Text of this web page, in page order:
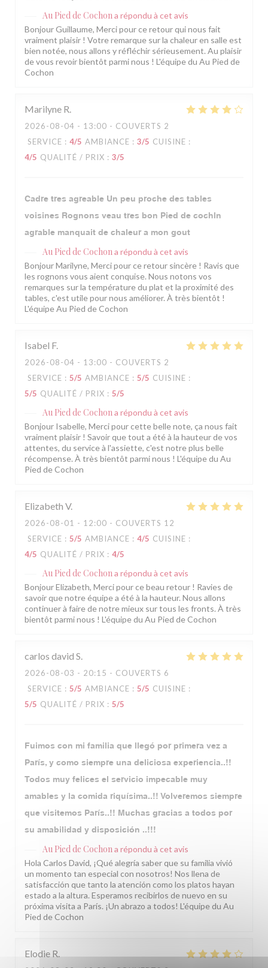
Au Pied de Cochona répondu à cet avis
Bonjour Guillaume, Merci pour ce retour qui nous fait
vraiment plaisir ! Votre remarque sur la chaleur en salle est
bien notée, nous allons y réfléchir sérieusement. Au plaisir
de vous revoir bientôt parmi nous ! L'équipe du Au Pied de
Cochon
Marilyne R
2026-08-04 - 13:00 - COUVERTS 2
SERVICE : 4/5 AMBIANCE : 3/5 CUISINE :
4/5 QUALITÉ / PRIX : 3/5
Cadre tres agreable Un peu proche des tables
voisines Rognons veau tres bon Pied de cochln
agrable manquait de chaleur a mon gout
Au Pied de Cochona répondu à cet avis
Bonjour Marilyne, Merci pour ce retour sincère ! Ravis que
les rognons vous aient conquise. Nous notons vos
remarques sur la température du plat et la proximité des
tables, c'est utile pour nous améliorer. À très bientôt !
L'équipe Au Pied de Cochon
Isabel F
2026-08-04 - 13:00 - COUVERTS 2
SERVICE : 5/5 AMBIANCE : 5/5 CUISINE :
5/5 QUALITÉ / PRIX : 5/5
Au Pied de Cochona répondu à cet avis
Bonjour Isabelle, Merci pour cette belle note, ça nous fait
vraiment plaisir ! Savoir que tout a été à la hauteur de vos
attentes, du service à l'assiette, c'est notre plus belle
récompense. À très bientôt parmi nous ! L'équipe du Au
Pied de Cochon
Elizabeth V
2026-08-01 - 12:00 - COUVERTS 12
SERVICE : 5/5 AMBIANCE : 4/5 CUISINE :
4/5 QUALITÉ / PRIX : 4/5
Au Pied de Cochona répondu à cet avis
Bonjour Elizabeth, Merci pour ce beau retour ! Ravies de
savoir que notre équipe a été à la hauteur. Nous allons
continuer à faire de notre mieux sur tous les fronts. À très
bientôt parmi nous ! L'équipe du Au Pied de Cochon
carlos david S
2026-08-03 - 20:15 - COUVERTS 6
SERVICE : 5/5 AMBIANCE : 5/5 CUISINE :
5/5 QUALITÉ / PRIX : 5/5
Fuimos con mi familia que llegó por primera vez a
París, y como siempre una deliciosa experiencia..!!
Todos muy felices el servicio impecable muy
amables y la comida riquísima..!! Volveremos siempre
que visitemos París..!! Muchas gracias a todos por
su amabilidad y disposición ..!!!
Au Pied de Cochona répondu à cet avis
Hola Carlos David, ¡Qué alegría saber que su familia vivió
un momento tan especial con nosotros! Nos llena de
satisfacción que tanto la atención como los platos hayan
estado a la altura. Esperamos recibirlos de nuevo en su
próxima visita a París. ¡Un abrazo a todos! L'équipe du Au
Pied de Cochon
Elodie R